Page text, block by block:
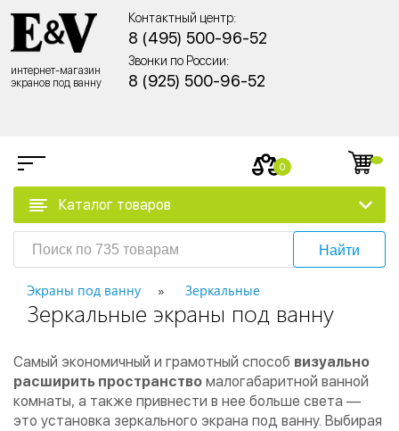
интернет-магазин
экранов под ванну
Контактный центр:
8 (495) 500-96-52
Звонки по России:
8 (925) 500-96-52
0
Каталог товаров
Найти
Экраны под ванну Зеркальные
Зеркальные экраны под ванну
Самый экономичный и грамотный способ визуально
расширить пространство малогабаритной ванной
комнаты, а также привнести в нее больше света —
это установка зеркального экрана под ванну. Выбирая